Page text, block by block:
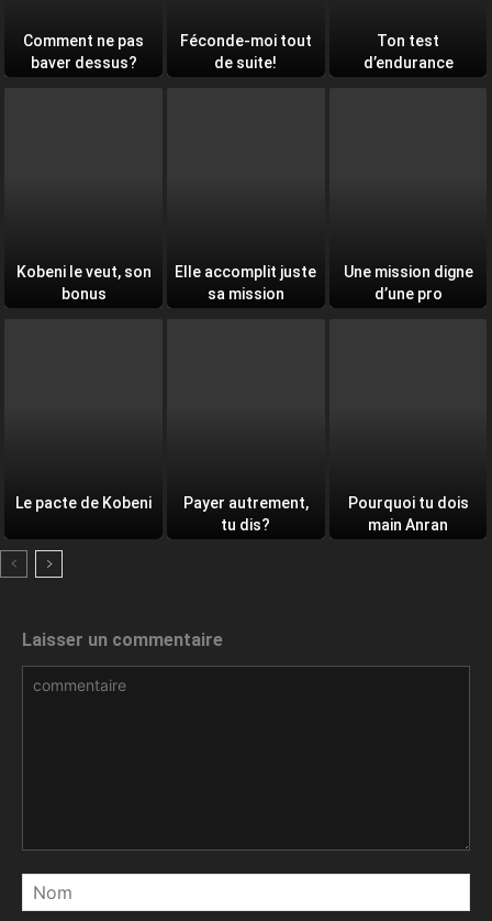
Comment ne pas
baver dessus?
Féconde-moi tout
de suite!
Ton test
d’endurance
Kobeni le veut, son
bonus
Elle accomplit juste
sa mission
Une mission digne
d’une pro
Le pacte de Kobeni
Payer autrement,
tu dis?
Pourquoi tu dois
main Anran
Laisser un commentaire